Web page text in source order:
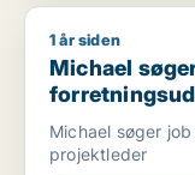
Michael søger
1 år siden
Michael
Michael søger
projektleder